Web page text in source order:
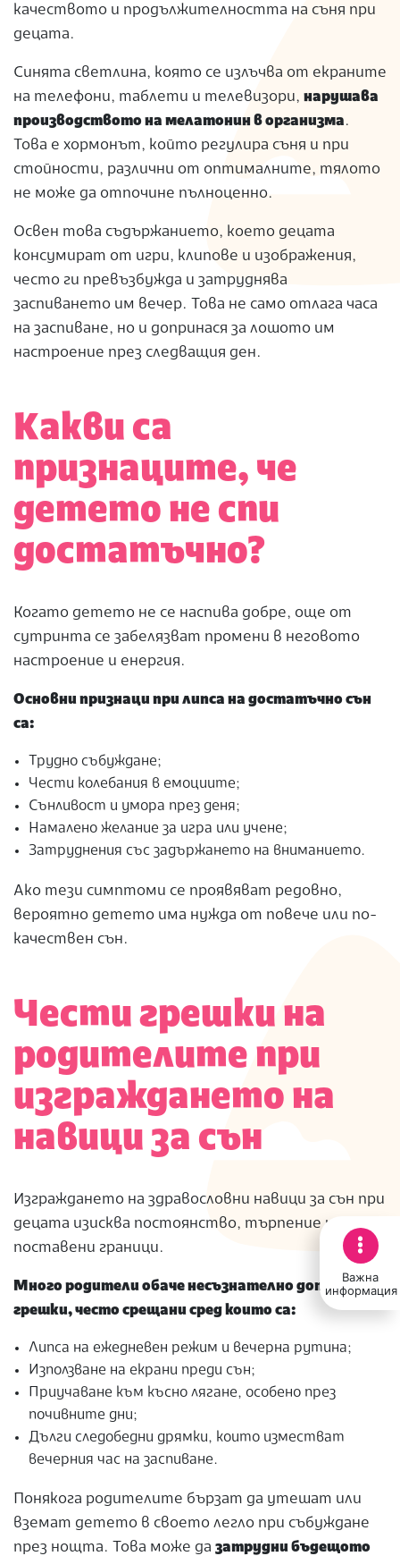
Важна
информация
качеството и продължителността на съня при
децата.
Синята светлина, която се излъчва от екраните
на телефони, таблети и телевизори, нарушава
производството на мелатонин в организма.
Това е хормонът, който регулира съня и при
стойности, различни от оптималните, тялото
не може да отпочине пълноценно.
Освен това съдържанието, което децата
консумират от игри, клипове и изображения,
често ги превъзбужда и затруднява
заспиването им вечер. Това не само отлага часа
на заспиване, но и допринася за лошото им
настроение през следващия ден.
Какви са
признаците, че
детето не спи
достатъчно?
Когато детето не се наспива добре, още от
сутринта се забелязват промени в неговото
настроение и енергия.
Основни признаци при липса на достатъчно сън
са:
Трудно събуждане;
Чести колебания в емоциите;
Сънливост и умора през деня;
Намалено желание за игра или учене;
Затруднения със задържането на вниманието.
Ако тези симптоми се проявяват редовно,
вероятно детето има нужда от повече или по-
качествен сън.
Чести грешки на
родителите при
изграждането на
навици за сън
Изграждането на здравословни навици за сън при
децата изисква постоянство, търпение и ясно
поставени граници.
Много родители обаче несъзнателно допускат
грешки, често срещани сред които са:
Липса на ежедневен режим и вечерна рутина;
Използване на екрани преди сън;
Приучаване към късно лягане, особено през
почивните дни;
Дълги следобедни дрямки, които изместват
вечерния час на заспиване.
Понякога родителите бързат да утешат или
вземат детето в своето легло при събуждане
през нощта. Това може да затрудни бъдещото